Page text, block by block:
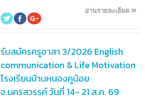
อ่านรายละเอียด
รับสมัครครูอาสา 3/2026 English
communication & Life Motivation
โรงเรียนบ้านหนองคูน้อย
จ.นครสวรรค์ วันที่ 14- 21 ส.ค. 69